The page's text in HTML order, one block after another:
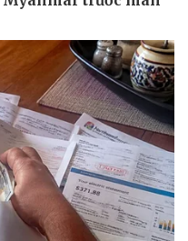
Quân sự - Quốc phòng
Vũ khí
Việt Nam
Phân tích